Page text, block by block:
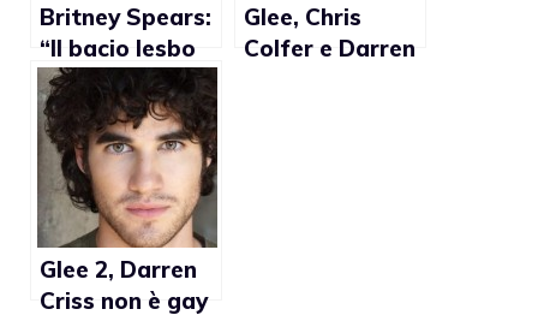
Britney Spears:
“Il bacio lesbo
con Madonna?
Figo”
Glee, Chris
Colfer e Darren
Glee 2, Darren
Criss non è gay